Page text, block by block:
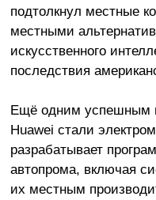
подтолкнул местные
местными
искусственного
последствия
Ещё одним успешным
Huawei стали
разрабатывает
автопрома, включая
их местным